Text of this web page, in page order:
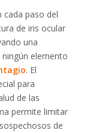
cada paso del
de iris ocular
una
elemento
. El
para
de las
permite limitar
de